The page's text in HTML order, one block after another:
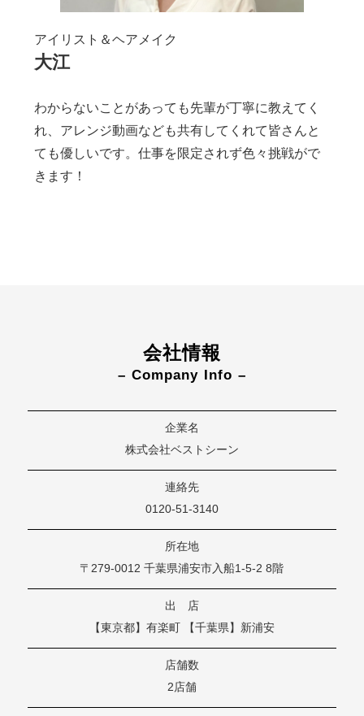
アイリスト＆ヘアメイク
大江
わからないことがあっても先輩が丁寧に教えてく
れ、アレンジ動画なども共有してくれて皆さんと
ても優しいです。仕事を限定されず色々挑戦がで
きます！
会社情報
– Company Info –
企業名
株式会社ベストシーン
連絡先
0120-51-3140
所在地
〒279-0012 千葉県浦安市入船1-5-2 8階
出 店
【東京都】有楽町 【千葉県】新浦安
店舗数
2店舗